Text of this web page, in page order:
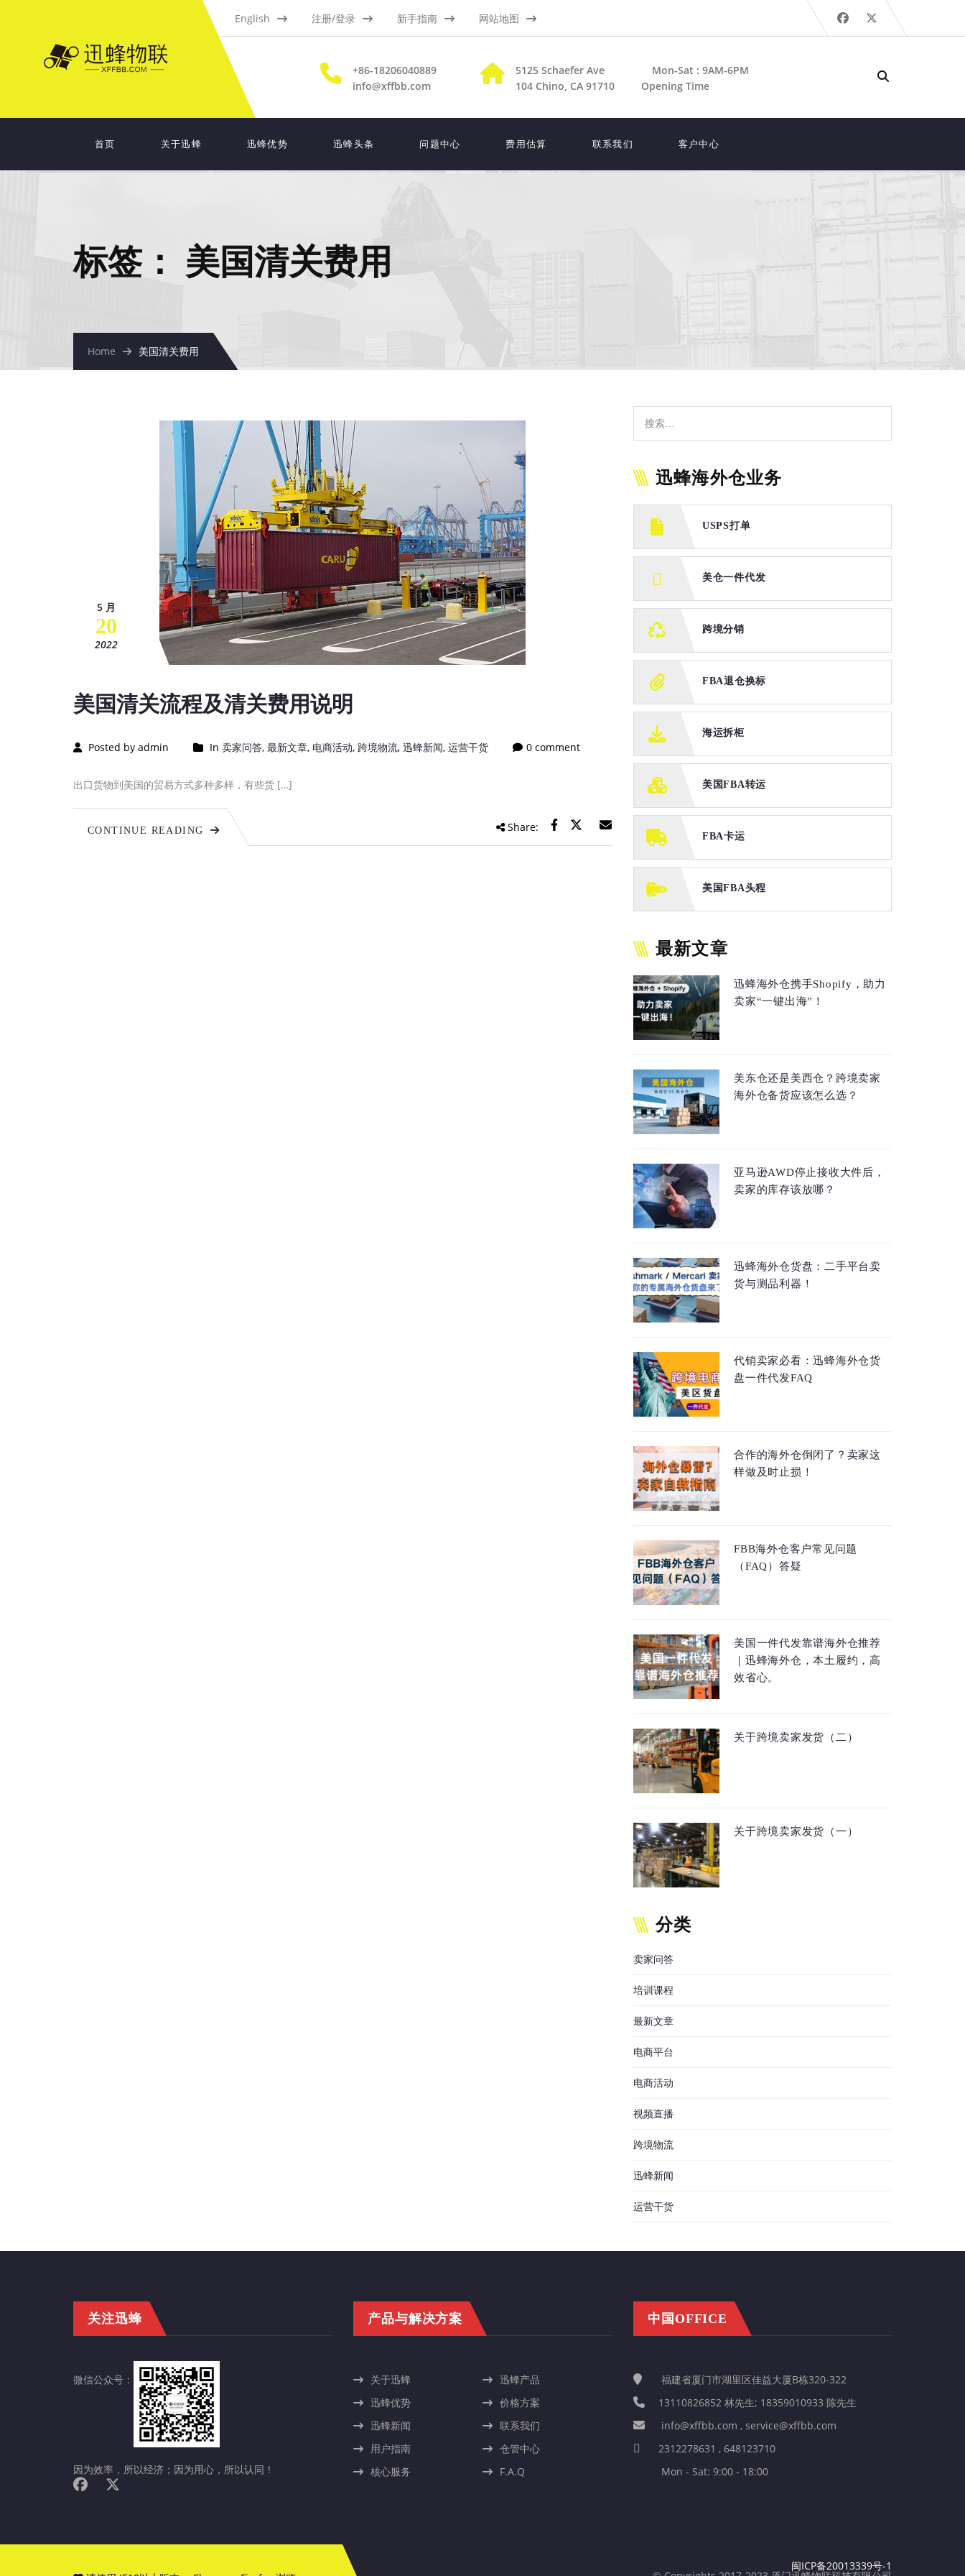
English 注册/登录 新手指南 网站地图
+86-18206040889
info@xffbb.com
5125 Schaefer Ave
104 Chino, CA 91710
Mon-Sat : 9AM-6PM
Opening Time
首页 关于迅蜂 迅蜂优势 迅蜂头条 问题中心 费用估算 联系我们 客户中心
标签： 美国清关费用
Home 美国清关费用
5 月
20
2022
美国清关流程及清关费用说明
Posted by admin In 卖家问答, 最新文章, 电商活动, 跨境物流, 迅蜂新闻, 运营干货 0 comment
出口货物到美国的贸易方式多种多样，有些货 […]
CONTINUE READING Share:
迅蜂海外仓业务
USPS打单
美仓一件代发
跨境分销
FBA退仓换标
海运拆柜
美国FBA转运
FBA卡运
美国FBA头程
最新文章
迅蜂海外仓携手Shopify，助力
卖家“一键出海”！
美东仓还是美西仓？跨境卖家
海外仓备货应该怎么选？
亚马逊AWD停止接收大件后，
卖家的库存该放哪？
迅蜂海外仓货盘：二手平台卖
货与测品利器！
代销卖家必看：迅蜂海外仓货
盘一件代发FAQ
合作的海外仓倒闭了？卖家这
样做及时止损！
FBB海外仓客户常见问题
（FAQ）答疑
美国一件代发靠谱海外仓推荐
｜迅蜂海外仓，本土履约，高
效省心。
关于跨境卖家发货（二）
关于跨境卖家发货（一）
分类
卖家问答
培训课程
最新文章
电商平台
电商活动
视频直播
跨境物流
迅蜂新闻
运营干货
关注迅蜂
微信公众号：
因为效率，所以经济；因为用心，所以认同！
产品与解决方案
关于迅蜂
迅蜂产品
迅蜂优势
价格方案
迅蜂新闻
联系我们
用户指南
仓管中心
核心服务
F.A.Q
中国OFFICE
福建省厦门市湖里区佳益大厦B栋320-322
13110826852 林先生; 18359010933 陈先生
info@xffbb.com , service@xffbb.com
2312278631 , 648123710
Mon - Sat: 9:00 - 18:00
闽ICP备20013339号-1